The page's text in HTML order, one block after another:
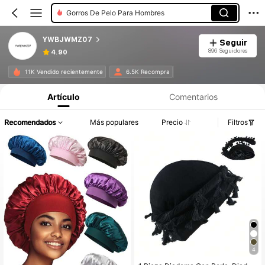
Gorros De Pelo Para Hombres
YWBJWMZ07
4.90
Seguir
896 Seguidores
11K Vendido recientemente 6.5K Recompra
Artículo Comentarios
Recomendados Más populares Precio Filtros
4